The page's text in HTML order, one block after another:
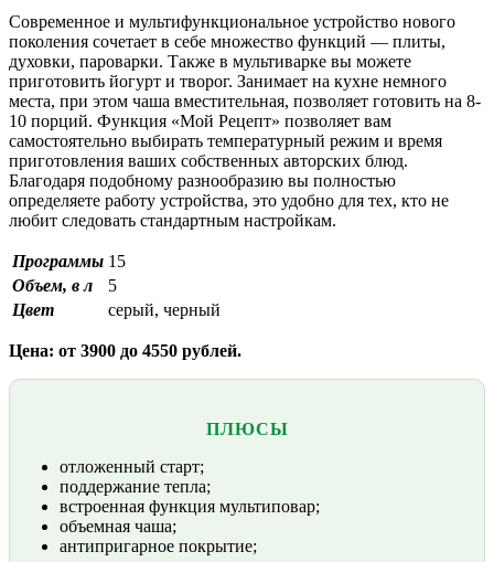
Современное и мультифункциональное устройство нового
поколения сочетает в себе множество функций — плиты,
духовки, пароварки. Также в мультиварке вы можете
приготовить йогурт и творог. Занимает на кухне немного
места, при этом чаша вместительная, позволяет готовить на 8-
10 порций. Функция «Мой Рецепт» позволяет вам
самостоятельно выбирать температурный режим и время
приготовления ваших собственных авторских блюд.
Благодаря подобному разнообразию вы полностью
определяете работу устройства, это удобно для тех, кто не
любит следовать стандартным настройкам.
Программы 15
Объем, в л
5
Цвет
серый, черный
Цена: от 3900 до 4550 рублей.
ПЛЮСЫ
отложенный старт;
поддержание тепла;
встроенная функция мультиповар;
объемная чаша;
антипригарное покрытие;